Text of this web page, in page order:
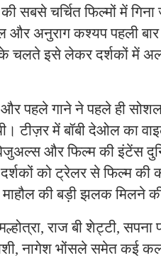
सबसे चर्चित फिल्मों में
और अनुराग कश्यप पहली
चलते इसे लेकर दर्शकों में
पहले गाने ने पहले ही सोशल
टीज़र में बॉबी देओल का
और फिल्म की इंटेंस
को ट्रेलर से फिल्म
की बड़ी झलक मिलने
राज बी शेट्टी, सपना
नागेश भोंसले समेत कई